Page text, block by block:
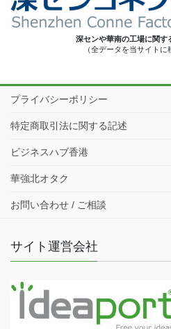
深センや華南の工場に関す
（全データを当サイトに
プライバシーポリシー
特定商取引法に関する記述
ビジネスハブ香港
華強北オタク
お問い合わせ / ご相談
サイト運営会社